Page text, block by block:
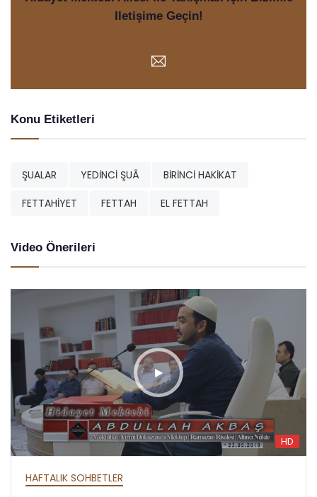
Iletişime Geçin!
Konu Etiketleri
ŞUALAR YEDİNCİ ŞUÂ
BİRİNCİ HAKİKAT
FETTAHİYET
FETTAH EL FETTAH
Video Önerileri
HD
HAFTALIK SOHBETLER